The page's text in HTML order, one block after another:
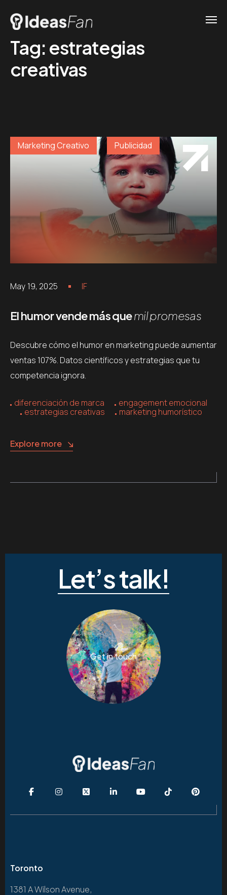
Tag: estrategias
creativas
Marketing Creativo Publicidad
May 19, 2025 IF
El humor vende más quemil promesas
Descubre cómo el humor en marketing puede aumentar
ventas 107%. Datos científicos y estrategias que tu
competencia ignora.
diferenciación de marca
engagement emocional
estrategias creativas
marketing humorístico
Explore more
Let’s talk!
Get in touch
Toronto
1381 A Wilson Avenue,